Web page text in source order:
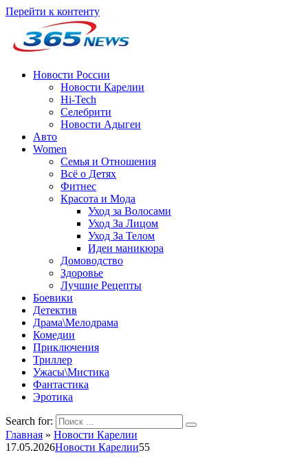
Перейти к контенту
Новости России
Новости Карелии
Hi-Tech
Селебрити
Новости Адыгеи
Авто
Women
Семья и Отношения
Всё о Детях
Фитнес
Красота и Мода
Уход за Волосами
Уход За Лицом
Уход За Телом
Идеи маникюра
Домоводство
Здоровье
Лучшие Рецепты
Боевики
Детектив
Драма\Мелодрама
Комедии
Приключения
Триллер
Ужасы\Мистика
Фантастика
Эротика
Search for:
Главная » Новости Карелии
17.05.2026Новости Карелии55